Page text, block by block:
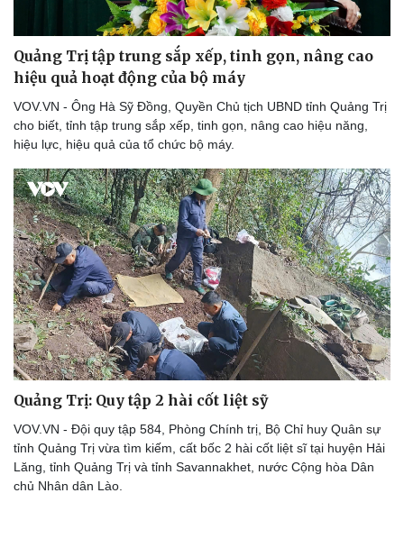
Du lịch
Tư vấn
Săn Tour
check-in
Podcast
Câu chuyện thời sự
Đọc truyện đêm khuya
Cửa sổ tình yêu
Kể chuyện cho bé
Hạt giống tâm hồn
Quảng Trị tập trung sắp xếp, tinh gọn, nâng cao
hiệu quả hoạt động của bộ máy
VOV.VN - Ông Hà Sỹ Đồng, Quyền Chủ tịch UBND tỉnh Quảng Trị
cho biết, tỉnh tập trung sắp xếp, tinh gọn, nâng cao hiệu năng,
hiệu lực, hiệu quả của tổ chức bộ máy.
Quảng Trị: Quy tập 2 hài cốt liệt sỹ
VOV.VN - Đội quy tập 584, Phòng Chính trị, Bộ Chỉ huy Quân sự
tỉnh Quảng Trị vừa tìm kiếm, cất bốc 2 hài cốt liệt sĩ tại huyện Hải
Lăng, tỉnh Quảng Trị và tỉnh Savannakhet, nước Cộng hòa Dân
chủ Nhân dân Lào.